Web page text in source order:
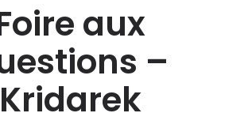
aux
–
Kridarek